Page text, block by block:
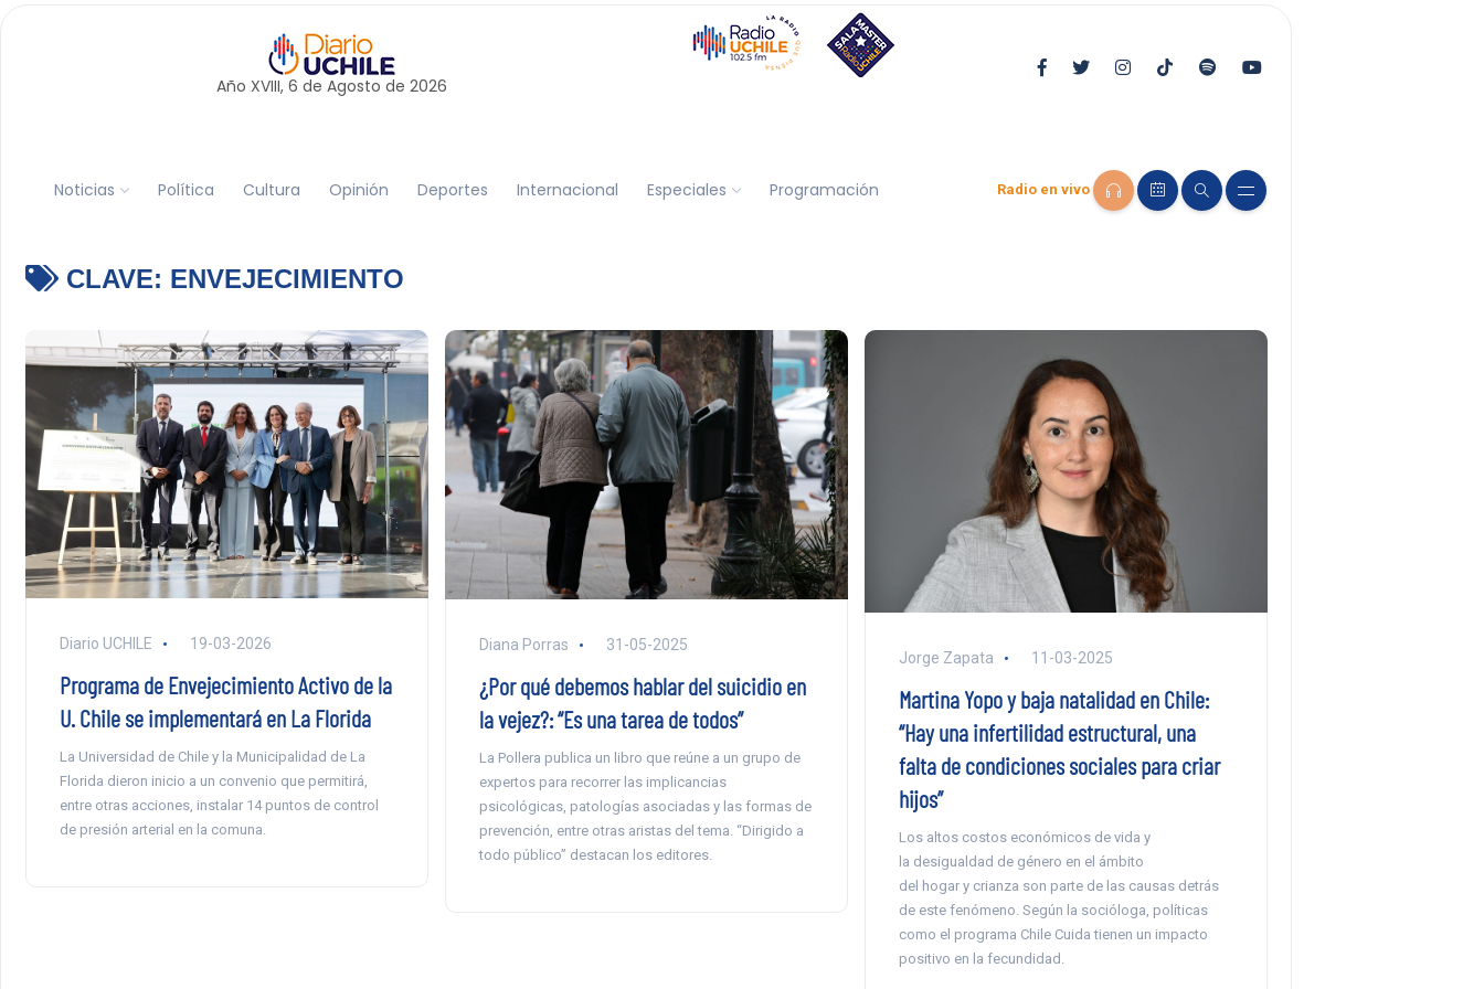
Año XVIII, 6 de Agosto de 2026
Noticias Política Cultura Opinión Deportes Internacional Especiales Programación Radio en vivo
CLAVE: ENVEJECIMIENTO
Diario UCHILE 19-03-2026
Programa de Envejecimiento Activo de la
U. Chile se implementará en La Florida
La Universidad de Chile y la Municipalidad de La
Florida dieron inicio a un convenio que permitirá,
entre otras acciones, instalar 14 puntos de control
de presión arterial en la comuna.
Diana Porras 31-05-2025
¿Por qué debemos hablar del suicidio en
la vejez?: “Es una tarea de todos”
La Pollera publica un libro que reúne a un grupo de
expertos para recorrer las implicancias
psicológicas, patologías asociadas y las formas de
prevención, entre otras aristas del tema. “Dirigido a
todo público” destacan los editores.
Jorge Zapata 11-03-2025
Martina Yopo y baja natalidad en Chile:
“Hay una infertilidad estructural, una
falta de condiciones sociales para criar
hijos”
Los altos costos económicos de vida y
la desigualdad de género en el ámbito
del hogar y crianza son parte de las causas detrás
de este fenómeno. Según la socióloga, políticas
como el programa Chile Cuida tienen un impacto
positivo en la fecundidad.